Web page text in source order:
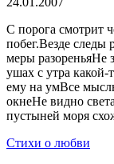
С порога смотрит
побег.Везде следы
меры разореньяНе
ушах с утра
ему на умВсе
окнеНе видно
пустыней моря
Стихи о любви